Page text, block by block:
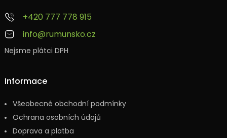
Informace
Všeobecné obchodní podmínky
Ochrana osobních údajů
Doprava a platba
+420 777 778 915
info@rumunsko.cz
Nejsme plátci DPH